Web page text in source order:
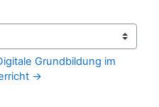
Grundbildung im
→